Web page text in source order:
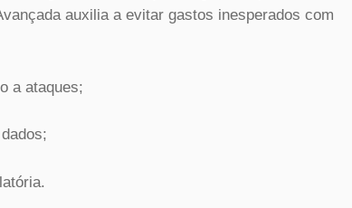
auxilia a evitar gastos inesperados com
a ataques;